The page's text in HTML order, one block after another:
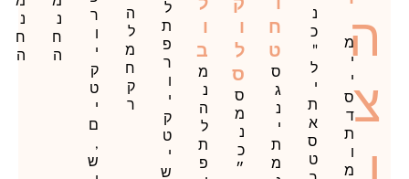
ה
צ
מ
י
י
ס
ד
ת
ו
מ
נ
כ
"
ל
י
ת
א
ס
ט
ח
ט
ס
ג
נ
י
ת
מ
ו
ל
ס
ס
מ
נ
כ
״
ו
ב
מ
נ
ה
ל
ת
פ
ל
ת
פ
ר
ו
י
ק
ט
י
ש
ה
ל
מ
ח
ק
ר
ר
ו
י
ק
ט
י
ם
,
ש
נ
ח
ה
נ
ח
ה